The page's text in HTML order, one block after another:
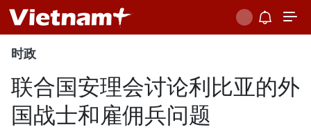
时政
联合国安理会讨论利比亚的外
国战士和雇佣兵问题